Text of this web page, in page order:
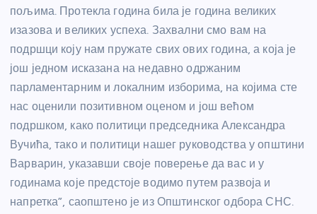
пољима. Протекла година била је година великих
изазова и великих успеха. Захвални смо вам на
подршци коју нам пружате свих ових година, а која је
још једном исказана на недавно одржаним
парламентарним и локалним изборима, на којима сте
нас оценили позитивном оценом и још већом
подршком, како политици председника Александра
Вучића, тако и политици нашег руководства у општини
Варварин, указавши своје поверење да вас и у
годинама које предстоје водимо путем развоја и
напретка”, саопштено је из Општинског одбора СНС.